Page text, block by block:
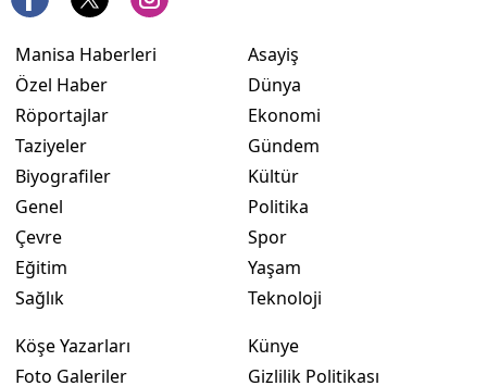
Manisa Haberleri
Özel Haber
Röportajlar
Taziyeler
Biyografiler
Genel
Çevre
Eğitim
Sağlık
Asayiş
Dünya
Ekonomi
Gündem
Kültür
Politika
Spor
Yaşam
Teknoloji
Köşe Yazarları
Foto Galeriler
Künye
Gizlilik Politikası